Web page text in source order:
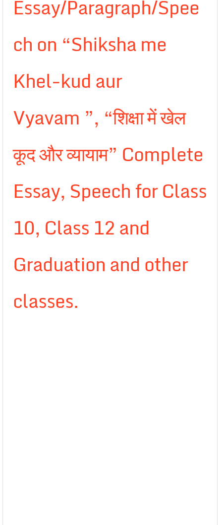
Essay/Paragraph/Spee
ch on “Shiksha me
Khel-kud aur
Vyavam ”, “शिक्षा में खेल
कूद और व्यायाम” Complete
Essay, Speech for Class
10, Class 12 and
Graduation and other
classes.